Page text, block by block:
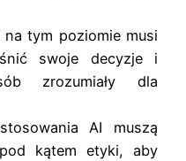
na tym poziomie musi
swoje decyzje i
zrozumiały dla
AI muszą
kątem etyki, aby